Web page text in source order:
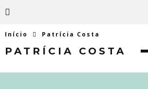
Início Patrícia Costa
PATRÍCIA COSTA